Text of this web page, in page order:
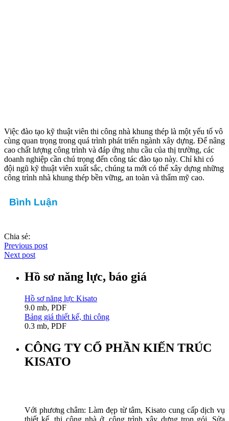
Việc đào tạo kỹ thuật viên thi công nhà khung thép là một yếu tố vô
cùng quan trọng trong quá trình phát triển ngành xây dựng. Để nâng
cao chất lượng công trình và đáp ứng nhu cầu của thị trường, các
doanh nghiệp cần chú trọng đến công tác đào tạo này. Chỉ khi có
đội ngũ kỹ thuật viên xuất sắc, chúng ta mới có thể xây dựng những
công trình nhà khung thép bền vững, an toàn và thẩm mỹ cao.
Bình Luận
Chia sẻ:
Previous post
Next post
Hồ sơ năng lực, báo giá
Hồ sơ năng lực Kisato
9.0 mb, PDF
Bảng giá thiết kế, thi công
0.3 mb, PDF
CÔNG TY CỔ PHẦN KIẾN TRÚC
KISATO
Với phương châm: Làm đẹp từ tâm, Kisato cung cấp dịch vụ
thiết kế, thi công nhà ở, công trình xây dựng trọn gói. Sửa